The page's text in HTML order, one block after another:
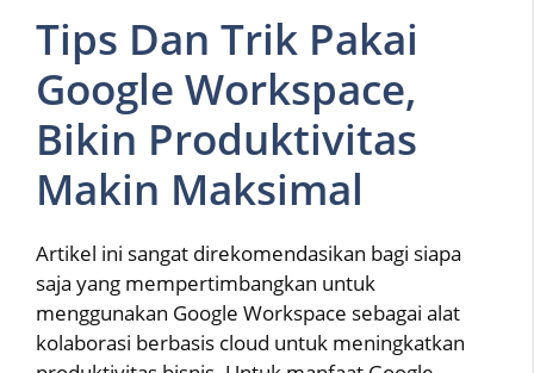
Tips Dan Trik Pakai
Google Workspace,
Bikin Produktivitas
Makin Maksimal
Artikel ini sangat direkomendasikan bagi siapa
saja yang mempertimbangkan untuk
menggunakan Google Workspace sebagai alat
kolaborasi berbasis cloud untuk meningkatkan